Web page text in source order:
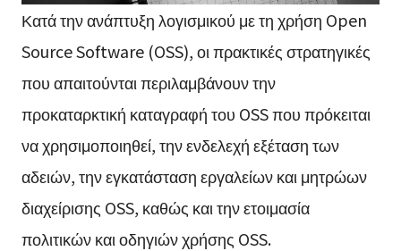
Κατά την ανάπτυξη λογισμικού με τη χρήση Open
Source Software (OSS), οι πρακτικές στρατηγικές
που απαιτούνται περιλαμβάνουν την
προκαταρκτική καταγραφή του OSS που πρόκειται
να χρησιμοποιηθεί, την ενδελεχή εξέταση των
αδειών, την εγκατάσταση εργαλείων και μητρώων
διαχείρισης OSS, καθώς και την ετοιμασία
πολιτικών και οδηγιών χρήσης OSS.